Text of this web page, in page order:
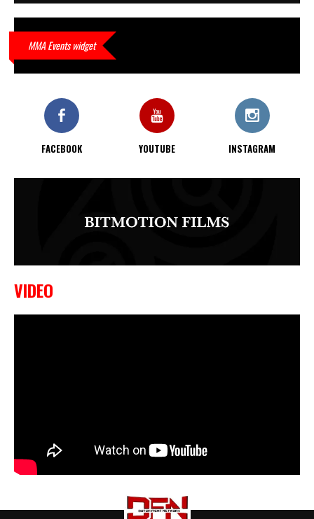
9 OKTOBER, 2023
waar hij van gemaakt is…
KO bij CWA Lowlands 7
MMA Events widget
FACEBOOK YOUTUBE INSTAGRAM
VIDEO